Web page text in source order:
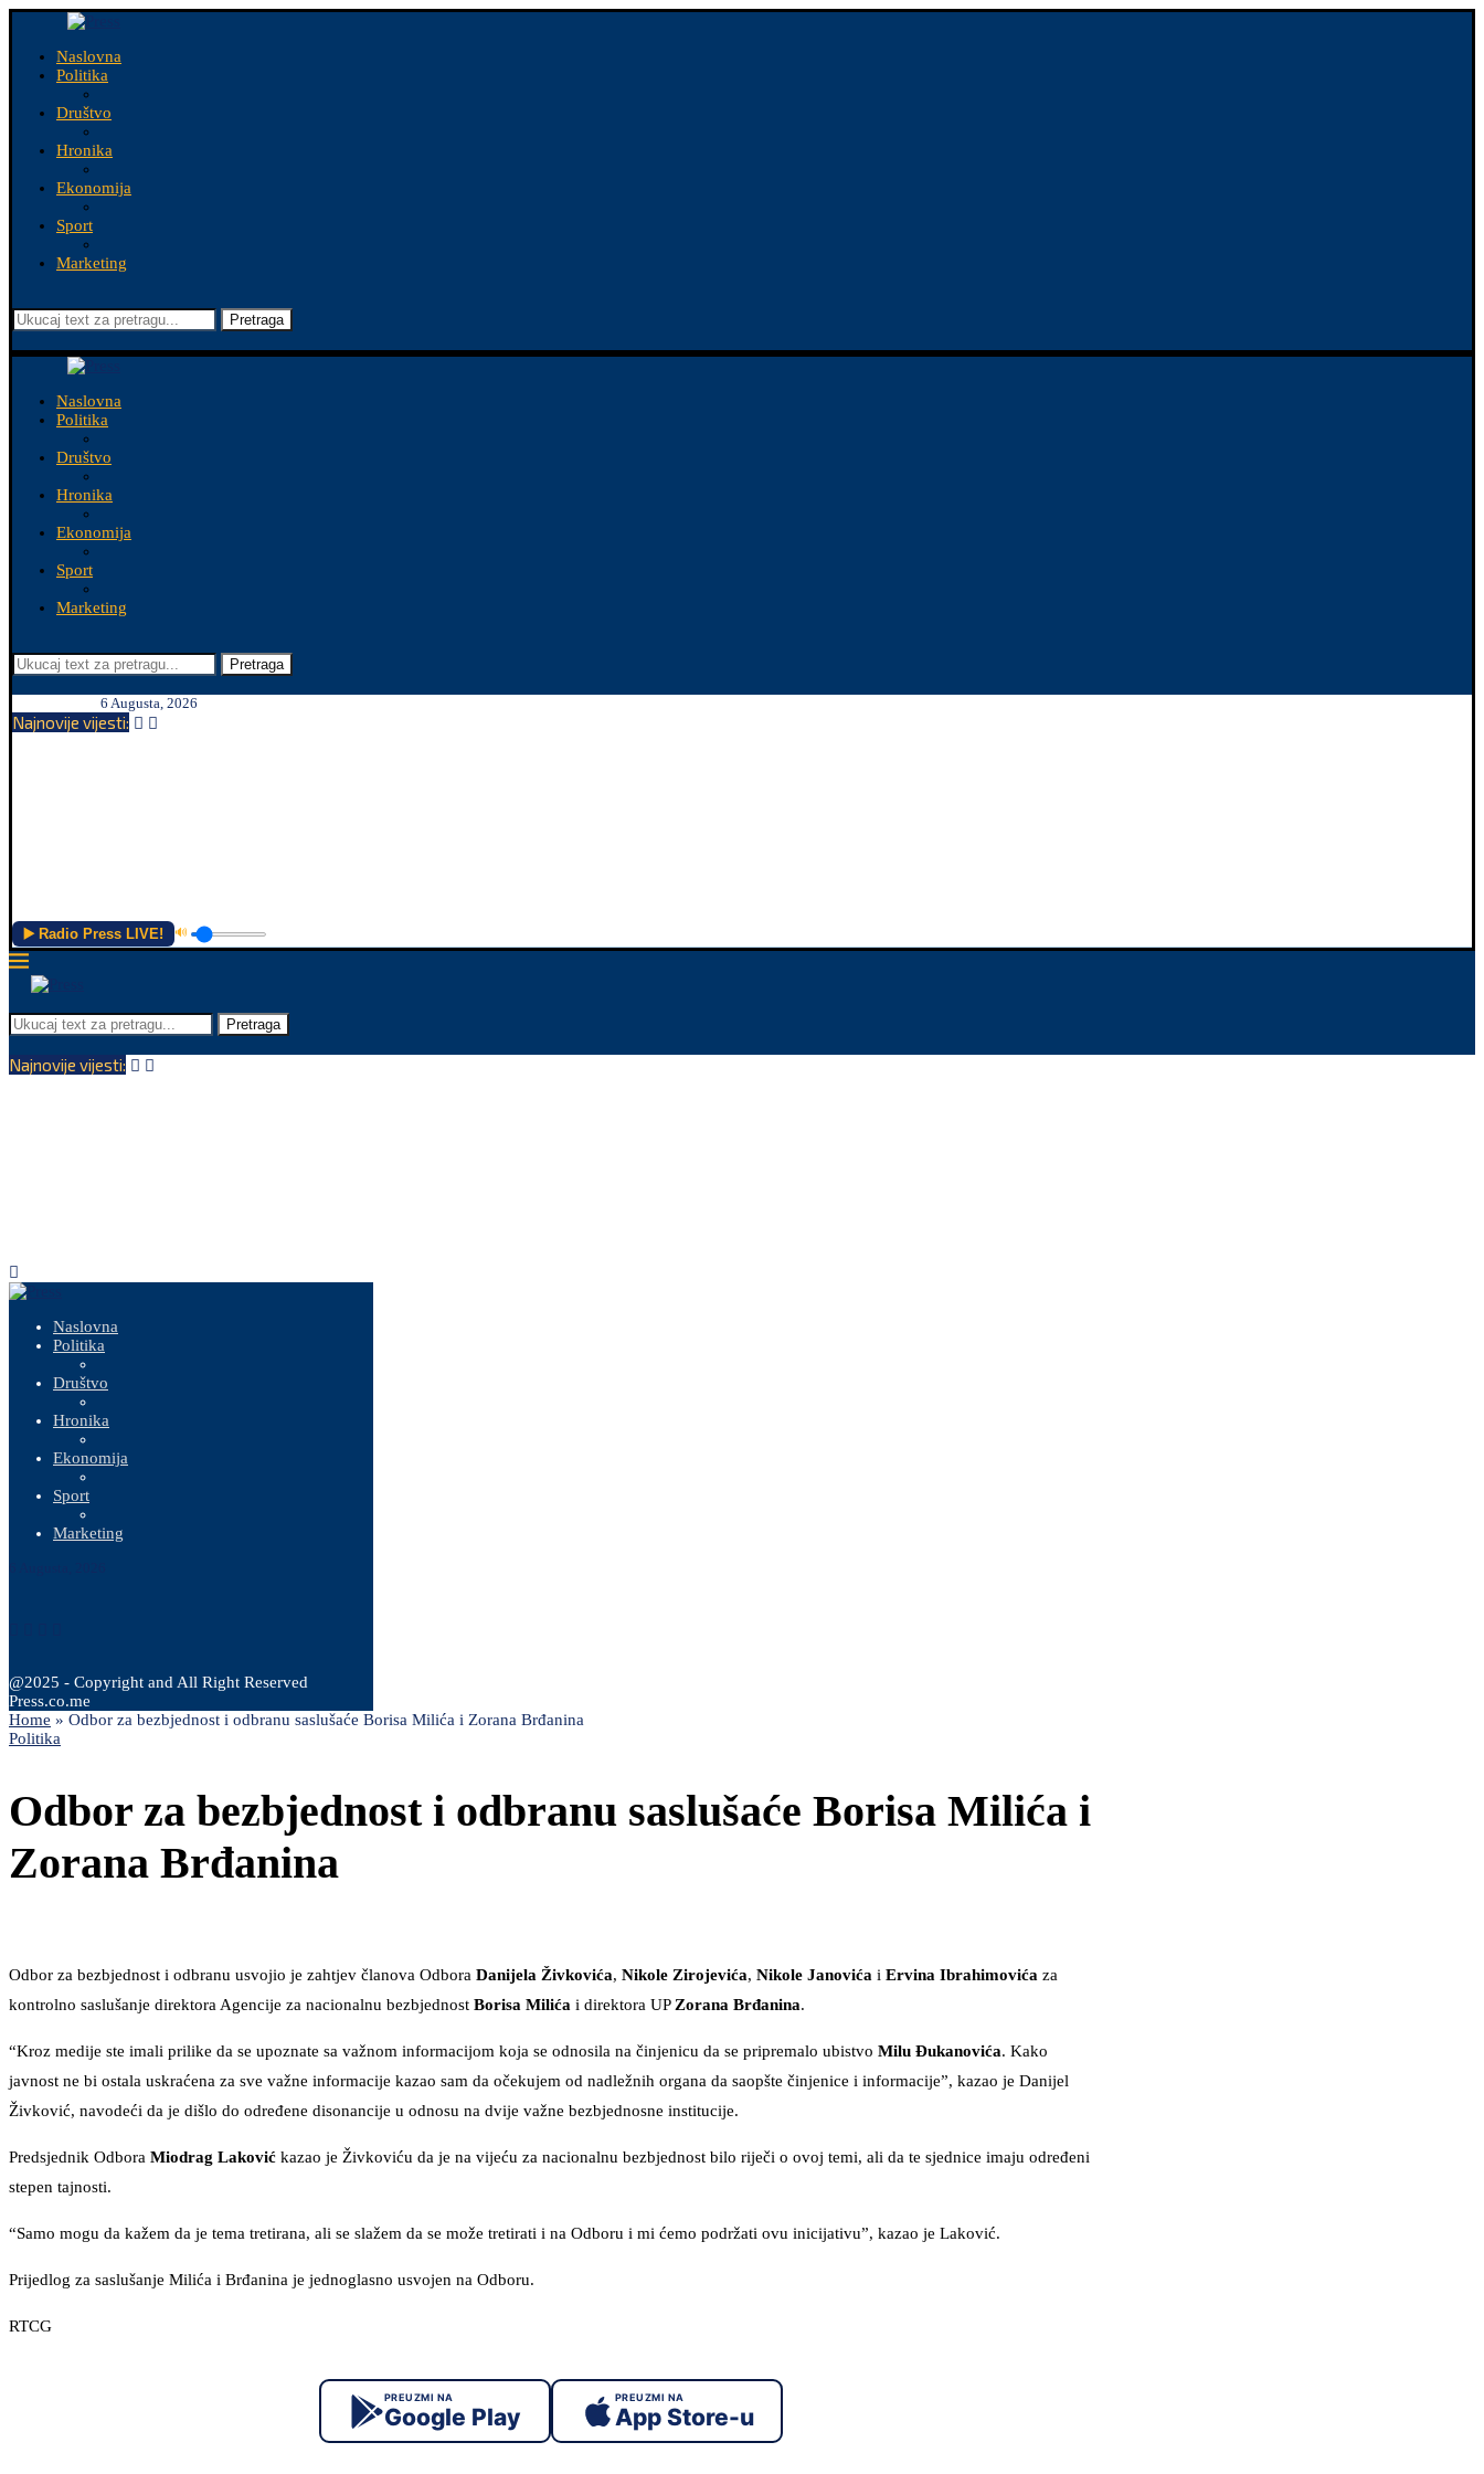
Naslovna
Politika
Društvo
Hronika
Ekonomija
Sport
Marketing
Pretraga
Naslovna
Politika
Društvo
Hronika
Ekonomija
Sport
Marketing
Pretraga
6 Augusta, 2026
Najnovije vijesti:
▶️ Radio Press LIVE! 🔊
Pretraga
Najnovije vijesti:
Naslovna
Politika
Društvo
Hronika
Ekonomija
Sport
Marketing
@2025 - Copyright and All Right Reserved
Press.co.me
Home » Odbor za bezbjednost i odbranu saslušaće Borisa Milića i Zorana Brđanina
Politika
Odbor za bezbjednost i odbranu saslušaće Borisa Milića i
Zorana Brđanina
Odbor za bezbjednost i odbranu usvojio je zahtjev članova Odbora Danijela Živkovića, Nikole Zirojevića, Nikole Janovića i Ervina Ibrahimovića za
kontrolno saslušanje direktora Agencije za nacionalnu bezbjednost Borisa Milića i direktora UPZorana Brđanina.
“Kroz medije ste imali prilike da se upoznate sa važnom informacijom koja se odnosila na činjenicu da se pripremalo ubistvo Milu Đukanovića. Kako
javnost ne bi ostala uskraćena za sve važne informacije kazao sam da očekujem od nadležnih organa da saopšte činjenice i informacije”, kazao je Danijel
Živković, navodeći da je dišlo do određene disonancije u odnosu na dvije važne bezbjednosne institucije.
Predsjednik Odbora Miodrag Laković kazao je Živkoviću da je na vijeću za nacionalnu bezbjednost bilo riječi o ovoj temi, ali da te sjednice imaju određeni
stepen tajnosti.
“Samo mogu da kažem da je tema tretirana, ali se slažem da se može tretirati i na Odboru i mi ćemo podržati ovu inicijativu”, kazao je Laković.
Prijedlog za saslušanje Milića i Brđanina je jednoglasno usvojen na Odboru.
RTCG
PREUZMI NA
Google Play
PREUZMI NA
App Store-u